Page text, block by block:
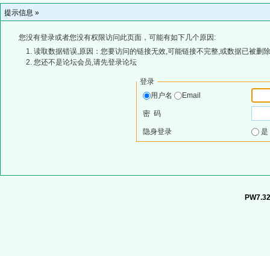
提示信息 »
您没有登录或者您没有权限访问此页面，可能有如下几个原因:
读取数据错误,原因：您要访问的链接无效,可能链接不完整,或数据已被删
您还不是论坛会员,请先登录论坛
登录
用户名
Email
密 码
隐身登录